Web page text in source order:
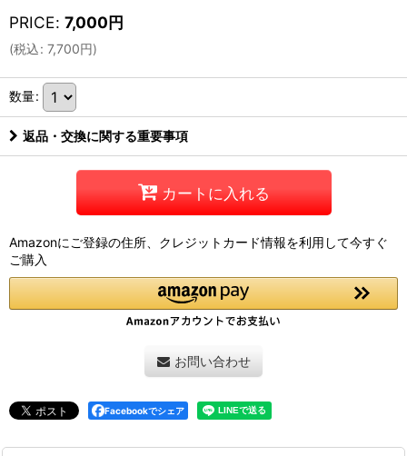
PRICE: 7,000円
(税込: 7,700円)
数量:
返品・交換に関する重要事項
カートに入れる
Amazonにご登録の住所、クレジットカード情報を利用して今すぐ
ご購入
お問い合わせ
Facebookでシェア